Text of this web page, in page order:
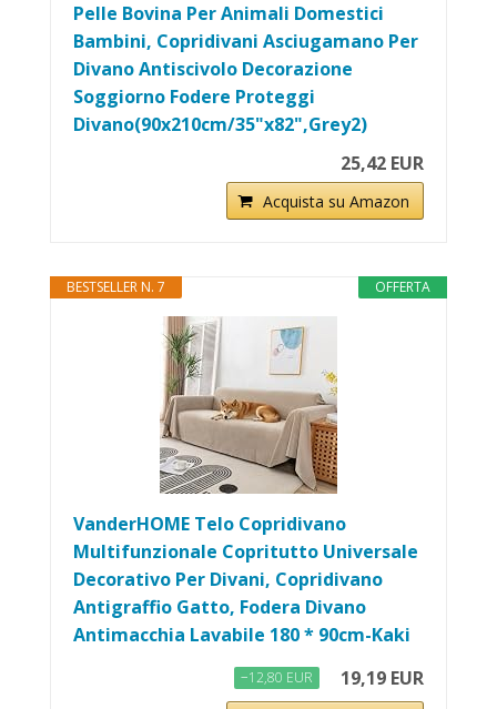
Pelle Bovina Per Animali Domestici
Bambini, Copridivani Asciugamano Per
Divano Antiscivolo Decorazione
Soggiorno Fodere Proteggi
Divano(90x210cm/35"x82",Grey2)
25,42 EUR
Acquista su Amazon
OFFERTA
BESTSELLER N. 7
VanderHOME Telo Copridivano
Multifunzionale Copritutto Universale
Decorativo Per Divani, Copridivano
Antigraffio Gatto, Fodera Divano
Antimacchia Lavabile 180 * 90cm-Kaki
−12,80 EUR 19,19 EUR